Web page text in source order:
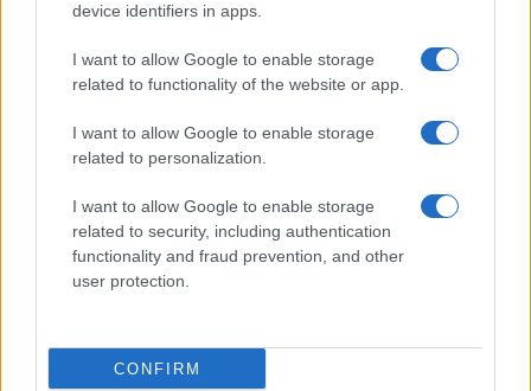
device identifiers in apps.
I want to allow Google to enable storage
related to functionality of the website or app.
I want to allow Google to enable storage
related to personalization.
I want to allow Google to enable storage
related to security, including authentication
functionality and fraud prevention, and other
user protection.
CONFIRM
Continua a leggere
NEWS